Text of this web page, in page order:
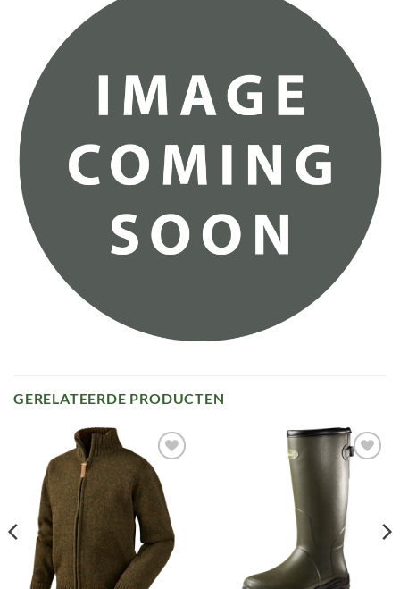
GERELATEERDE PRODUCTEN
Toevoegen
aan
verlanglijst
Toevoegen
verlanglijst